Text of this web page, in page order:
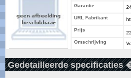
Garantie
URL Fabrikant
Prijs
Omschrijving
Gedetailleerde specificaties